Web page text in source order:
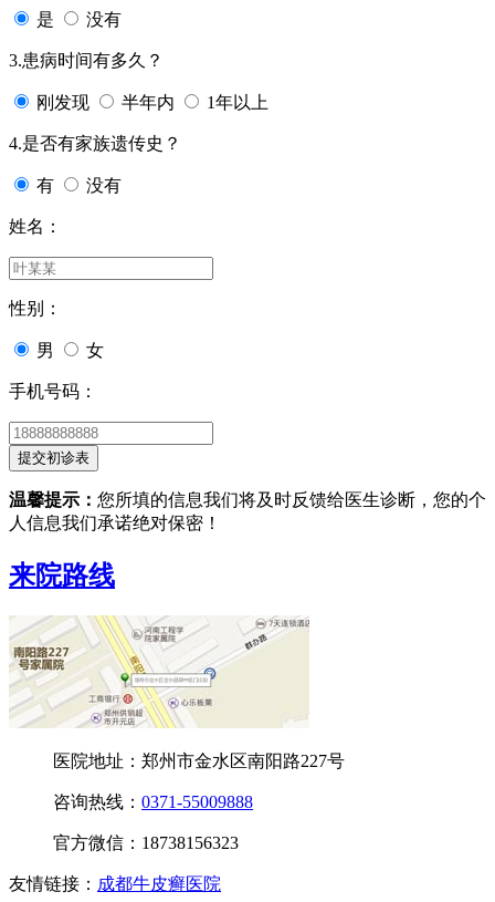
是 没有
3.患病时间有多久？
刚发现 半年内 1年以上
4.是否有家族遗传史？
有 没有
姓名：
性别：
男 女
手机号码：
温馨提示： 您所填的信息我们将及时反馈给医生诊断，您的个
人信息我们承诺绝对保密！
来院路线
医院地址：郑州市金水区南阳路227号
咨询热线： 0371-55009888
官方微信：18738156323
友情链接： 成都牛皮癣医院